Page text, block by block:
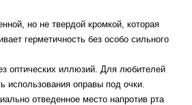
но не твердой кромкой, которая
герметичность без особо сильного
оптических иллюзий. Для любителей
использования оправы под очки.
отведенное место напротив рта